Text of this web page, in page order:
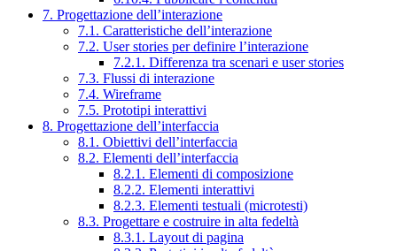
7. Progettazione dell’interazione
7.1. Caratteristiche dell’interazione
7.2. User stories per definire l’interazione
7.2.1. Differenza tra scenari e user stories
7.3. Flussi di interazione
7.4. Wireframe
7.5. Prototipi interattivi
8. Progettazione dell’interfaccia
8.1. Obiettivi dell’interfaccia
8.2. Elementi dell’interfaccia
8.2.1. Elementi di composizione
8.2.2. Elementi interattivi
8.2.3. Elementi testuali (microtesti)
8.3. Progettare e costruire in alta fedeltà
8.3.1. Layout di pagina